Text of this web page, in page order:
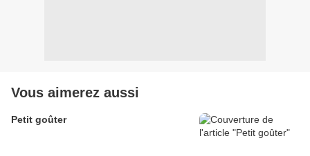
Vous aimerez aussi
Petit goûter